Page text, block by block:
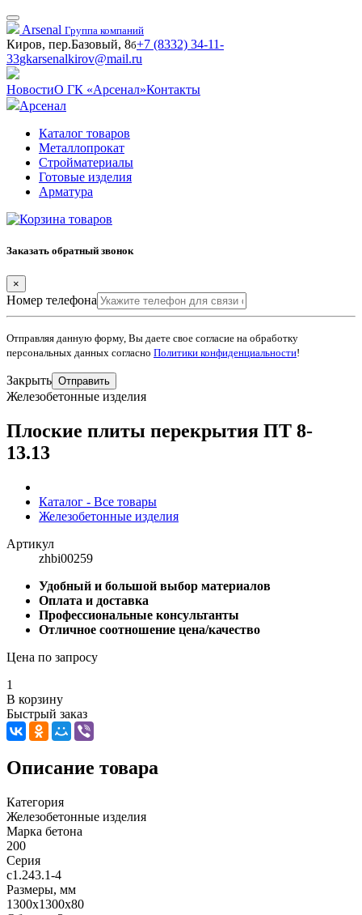
Arsenal Группа компаний
Киров, пер.Базовый, 8б+7 (8332) 34-11-
33gkarsenalkirov@mail.ru
НовостиО ГК «Арсенал»Контакты
Арсенал
Каталог товаров
Металлопрокат
Стройматериалы
Готовые изделия
Арматура
Заказать обратный звонок
×
Номер телефона
Отправляя данную форму, Вы даете свое согласие на обработку
персональных данных согласно Политики конфиденциальности!
Закрыть Отправить
Железобетонные изделия
Плоские плиты перекрытия ПТ 8-
13.13
Каталог - Все товары
Железобетонные изделия
Артикул
zhbi00259
Удобный и большой выбор материалов
Оплата и доставка
Профессиональные консультанты
Отличное соотношение цена/качество
Цена по запросу
1
В корзину
Быстрый заказ
Описание товара
Категория
Железобетонные изделия
Марка бетона
200
Серия
с1.243.1-4
Размеры, мм
1300х1300х80